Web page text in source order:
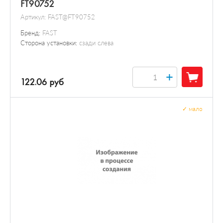
FT90752
Артикул: FAST@FT90752
Бренд: FAST
Сторона установки: сзади слева
122.06 руб +
мало